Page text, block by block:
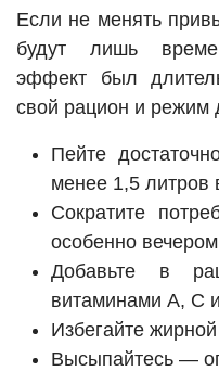
Если не менять
будут лишь
эффект был
свой рацион и режим
Пейте
менее 1,5 литров
Сократите
особенно вечером
Добавьте в
витаминами А, С
Избегайте
Высыпайтесь —